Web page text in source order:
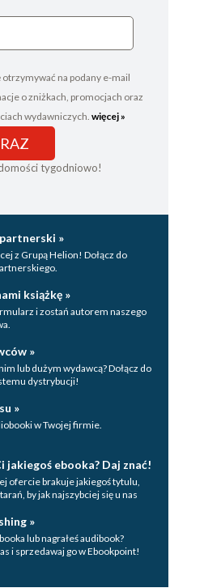
otrzymywać na podany e-mail
o zniżkach, promocjach oraz
wydawniczych. więcej »
tygodniowo!
»
z Grupą Helion! Dołącz do
książkę »
i zostań autorem naszego
»
lub dużym wydawcą? Dołącz do
dystrybucji!
»
w Twojej firmie.
jakiegoś ebooka? Daj znać!
ofercie brakuje jakiegoś tytulu,
by jak najszybciej się u nas
»
lub nagrałeś audibook?
i sprzedawaj go w Ebookpoint!